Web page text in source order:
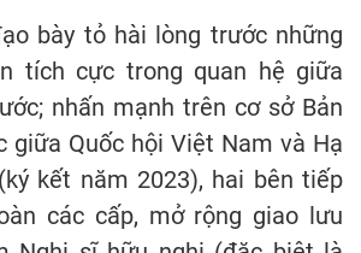
bày tỏ hài lòng trước những
tích cực trong quan hệ giữa
nhấn mạnh trên cơ sở Bản
giữa Quốc hội Việt Nam và Hạ
kết năm 2023), hai bên tiếp
các cấp, mở rộng giao lưu